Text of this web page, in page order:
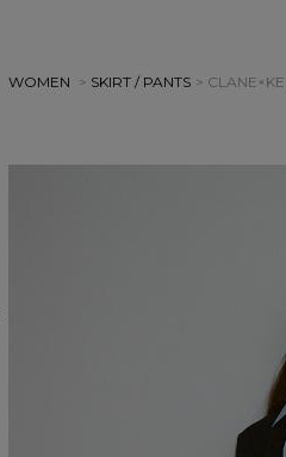
WOMEN > SKIRT / PANTS >